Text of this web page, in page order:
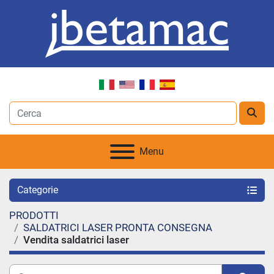
Menu
Categorie
PRODOTTI
SALDATRICI LASER PRONTA CONSEGNA
Vendita saldatrici laser